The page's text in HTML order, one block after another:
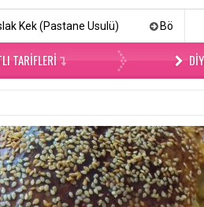
Böyle Tiramisu Yemediniz
TARIFLERI